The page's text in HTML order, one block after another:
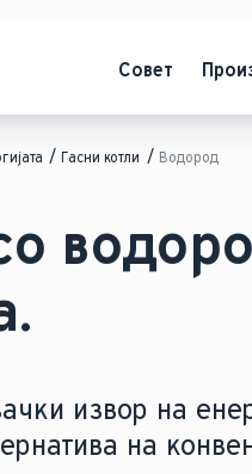
Совет
Гасни котли Водород
извор на
на